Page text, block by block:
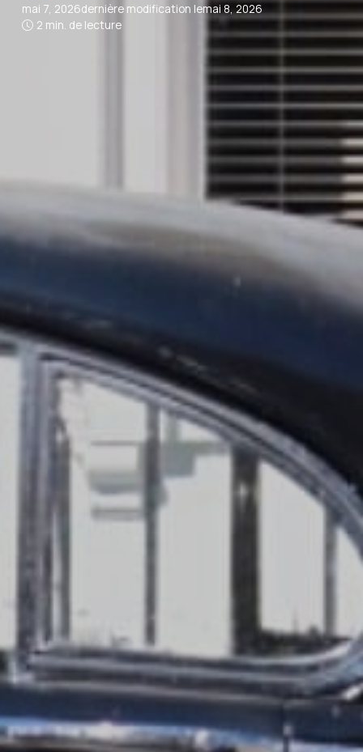
mai 7, 2026dernière modification lemai 8, 2026
2 min. de lecture